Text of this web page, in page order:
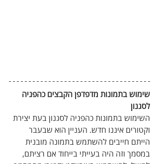
שימוש בתמונות מדפדפן הקבצים כהפניה
לסגנון
השימוש בתמונות כהפניה לסגנון בעת יצירת
וקטורים איננו חדש. העניין הוא שבעבר
הייתם חייבים להשתמש בתמונה מובנית
במסמך וזה היה בעייתי בייחוד אם רציתם,